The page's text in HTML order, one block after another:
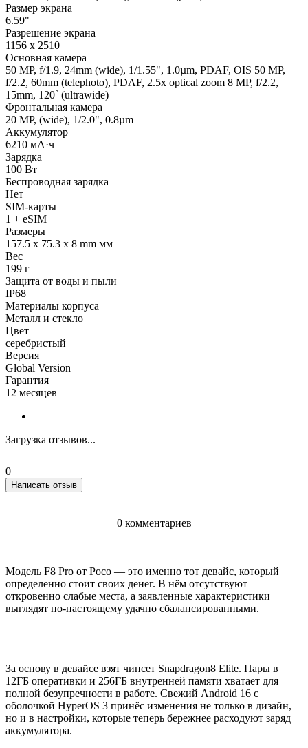
Размер экрана
6.59"
Разрешение экрана
1156 x 2510
Основная камера
50 MP, f/1.9, 24mm (wide), 1/1.55", 1.0µm, PDAF, OIS 50 MP,
f/2.2, 60mm (telephoto), PDAF, 2.5x optical zoom 8 MP, f/2.2,
15mm, 120˚ (ultrawide)
Фронтальная камера
20 MP, (wide), 1/2.0", 0.8µm
Аккумулятор
6210 мА·ч
Зарядка
100 Вт
Беспроводная зарядка
Нет
SIM-карты
1 + eSIM
Размеры
157.5 x 75.3 x 8 mm мм
Вес
199 г
Защита от воды и пыли
IP68
Материалы корпуса
Металл и стекло
Цвет
серебристый
Версия
Global Version
Гарантия
12 месяцев
Загрузка отзывов...
0
Написать отзыв
0 комментариев
Модель F8 Pro от Poco — это именно тот девайс, который
определенно стоит своих денег. В нём отсутствуют
откровенно слабые места, а заявленные характеристики
выглядят по-настоящему удачно сбалансированными.
За основу в девайсе взят чипсет Snapdragon8 Elite. Пары в
12ГБ оперативки и 256ГБ внутренней памяти хватает для
полной безупречности в работе. Свежий Android 16 с
оболочкой HyperOS 3 принёс изменения не только в дизайн,
но и в настройки, которые теперь бережнее расходуют заряд
аккумулятора.